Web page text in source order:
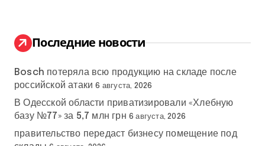
:
Последние новости
Bosch потеряла всю продукцию на складе после
российской атаки 6 августа, 2026
В Одесской области приватизировали «Хлебную
базу №77» за 5,7 млн грн 6 августа, 2026
правительство передаст бизнесу помещение под